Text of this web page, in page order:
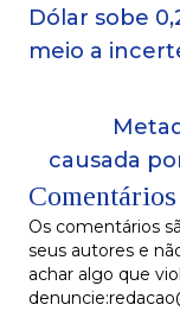
Dólar sobe
meio a
causada
Comentários
Os comentários
seus autores e
achar algo que